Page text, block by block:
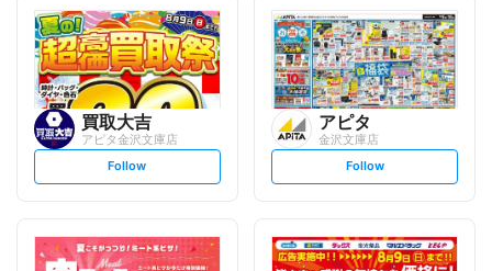
l
o
w
o
w
買取大吉
アピタ金沢文庫店
s
t
l
o
w
Follow
アピタ
金沢文庫店
s
t
l
o
w
Follow